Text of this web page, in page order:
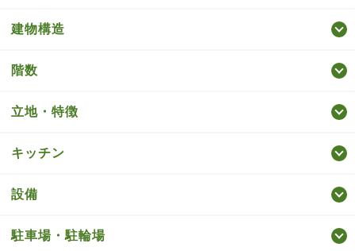
建物構造
階数
立地・特徴
キッチン
設備
駐車場・駐輪場